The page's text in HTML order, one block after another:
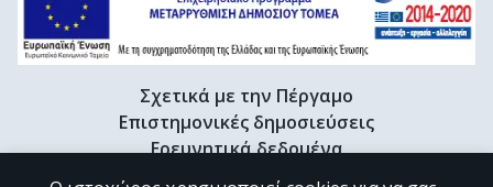
Σχετικά με την Πέργαμο
Επιστημονικές δημοσιεύσεις
Ερευνητικά δεδομένα
Διδακτορικές διατριβές & Γκρίζα βιβλιογραφία